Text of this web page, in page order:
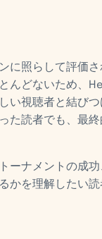
に照らして評価
んどないため、
い視聴者と結び
た読者でも、最
ーナメントの成
かを理解したい